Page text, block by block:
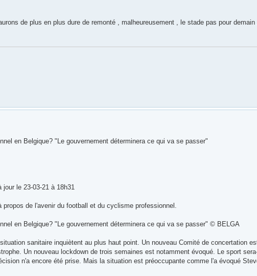
de plus en plus dure de remonté , malheureusement , le stade pas pour
en Belgique? "Le gouvernement déterminera ce qui va se passer"
jour le 23-03-21 à 18h31
de l'avenir du football et du cyclisme professionnel.
en Belgique? "Le gouvernement déterminera ce qui va se passer" © BELGA
sanitaire inquiètent au plus haut point. Un nouveau Comité de concertation
Un nouveau lockdown de trois semaines est notamment évoqué. Le sport
n'a encore été prise. Mais la situation est préoccupante comme l'a évoqué